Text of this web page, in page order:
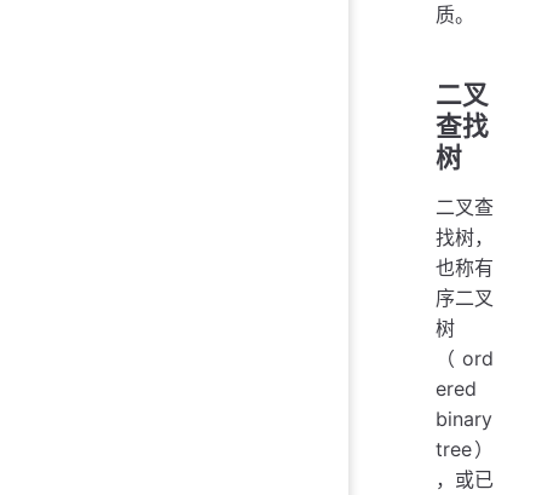
质。
二叉
查找
树
二叉查
找树，
也称有
序二叉
树
（ord
ered
binary
tree）
，或已